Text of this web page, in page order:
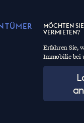
MÖCHTEN
VERMIETEN?
Erfahren Sie,
Immobilie bei